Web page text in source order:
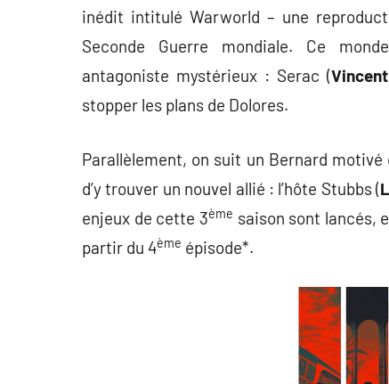
inédit intitulé Warworld – une
Seconde Guerre mondiale. Ce
antagoniste mystérieux : Serac (
stopper les plans de Dolores.
Parallèlement, on suit un Bernard
d’y trouver un nouvel allié : l’hôte Stubbs (
enjeux de cette 3ème saison sont lancés,
partir du 4ème épisode*.